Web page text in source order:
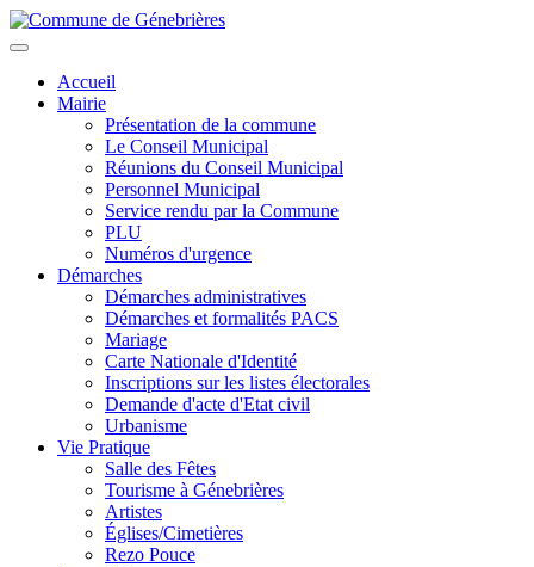
Aller
au
principal
Toggle
navigationAccueil
Mairie
Présentation de la commune
Le Conseil Municipal
Réunions du Conseil Municipal
Personnel Municipal
Service rendu par la Commune
PLU
Numéros d'urgence
Démarches
Démarches administratives
Démarches et formalités PACS
Mariage
Carte Nationale d'Identité
Inscriptions sur les listes électorales
Demande d'acte d'Etat civil
Urbanisme
Vie Pratique
Salle des Fêtes
Tourisme à Génebrières
Artistes
Églises/Cimetières
Rezo Pouce